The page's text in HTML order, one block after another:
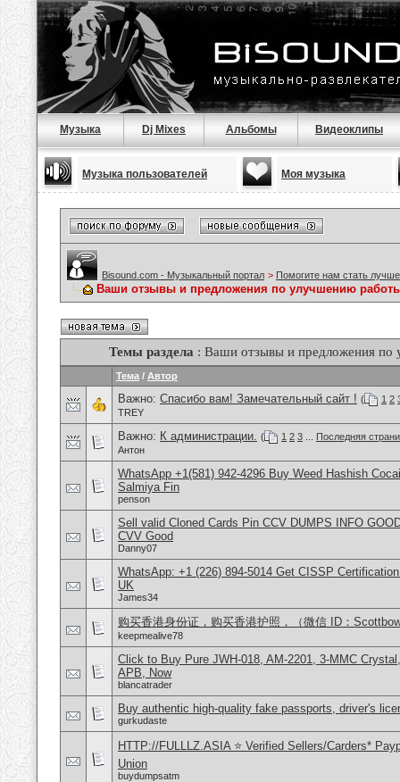
Музыка Dj Mixes Альбомы Видеоклипы
Музыка пользователей Моя музыка
Bisound.com - Музыкальный портал > Помогите нам стать
Ваши отзывы и предложения по улучшению
Темы раздела : Ваши отзывы и предложения по
Тема / Автор
Важно: Спасибо вам! Замечательный сайт ! ( 1 2
TREY
Важно: К администрации. ( 1 2 3
Последняя
Антон
WhatsApp +1(581) 942-4296 Buy Weed Hashish
Salmiya Fin
penson
Sell valid Cloned Cards Pin CCV DUMPS INFO
CVV Good
Danny07
WhatsApp: +1 (226) 894-5014​ Get CISSP
UK
James34
购买香港身份证，购买香港护照，（微信 ID：
keepmealive78
Click to Buy Pure JWH-018, AM-2201, 3-MMC
APB, Now
blancatrader
Buy authentic high-quality fake passports, driver's
gurkudaste
HTTP://FULLLZ.ASIA ⭐️ Verified Sellers/Carders*
Union
buydumpsatm